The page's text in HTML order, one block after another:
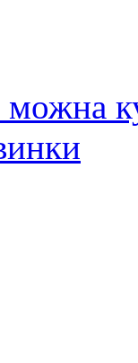
можна